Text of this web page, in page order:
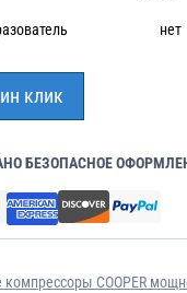
нет
клик
БЕЗОПАСНОЕ
COOPER